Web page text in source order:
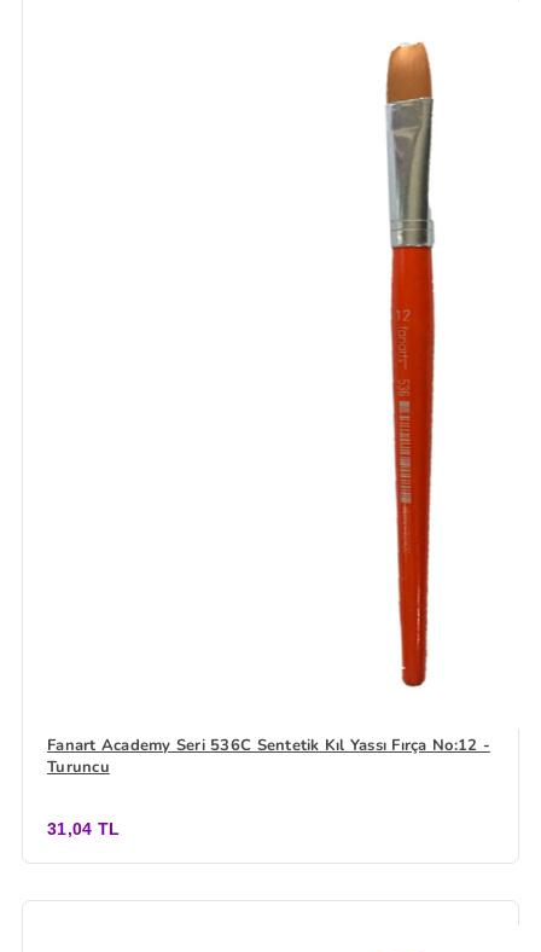
Fanart Academy Seri 536C Sentetik Kıl Yassı Fırça No:12 -
Turuncu
31,04 TL